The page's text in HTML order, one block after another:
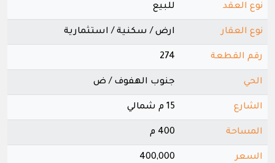
نوع العقد للبيع
نوع العقار ارض / سكنية / استثمارية
رقم القطعة 274
الحي جنوب الهفوف / ض
الشارع 15 م شمالي
المساحة 400 م
السعر 400,000